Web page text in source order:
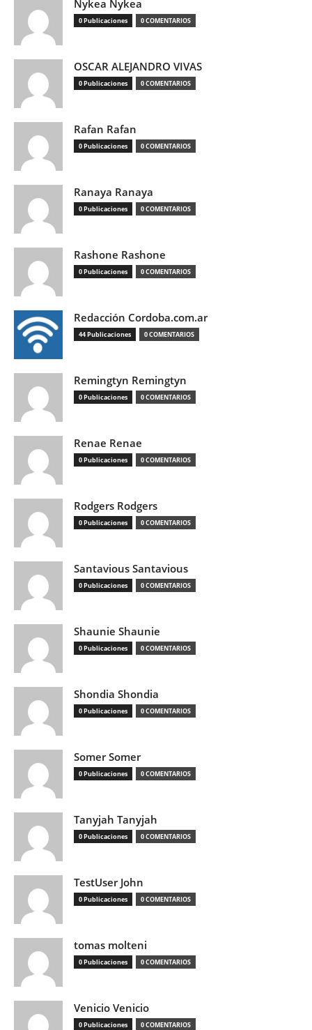
Nykea Nykea
0 Publicaciones 0 COMENTARIOS
OSCAR ALEJANDRO VIVAS
0 Publicaciones 0 COMENTARIOS
Rafan Rafan
0 Publicaciones 0 COMENTARIOS
Ranaya Ranaya
0 Publicaciones 0 COMENTARIOS
Rashone Rashone
0 Publicaciones 0 COMENTARIOS
Redacción Cordoba.com.ar
44 Publicaciones 0 COMENTARIOS
Remingtyn Remingtyn
0 Publicaciones 0 COMENTARIOS
Renae Renae
0 Publicaciones 0 COMENTARIOS
Rodgers Rodgers
0 Publicaciones 0 COMENTARIOS
Santavious Santavious
0 Publicaciones 0 COMENTARIOS
Shaunie Shaunie
0 Publicaciones 0 COMENTARIOS
Shondia Shondia
0 Publicaciones 0 COMENTARIOS
Somer Somer
0 Publicaciones 0 COMENTARIOS
Tanyjah Tanyjah
0 Publicaciones 0 COMENTARIOS
TestUser John
0 Publicaciones 0 COMENTARIOS
tomas molteni
0 Publicaciones 0 COMENTARIOS
Venicio Venicio
0 Publicaciones 0 COMENTARIOS